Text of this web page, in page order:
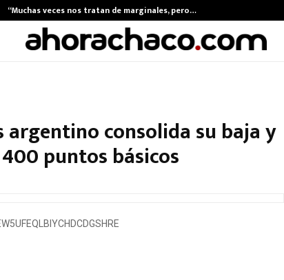
“Muchas veces nos tratan de marginales, pero…
argentino consolida su baja y
puntos básicos